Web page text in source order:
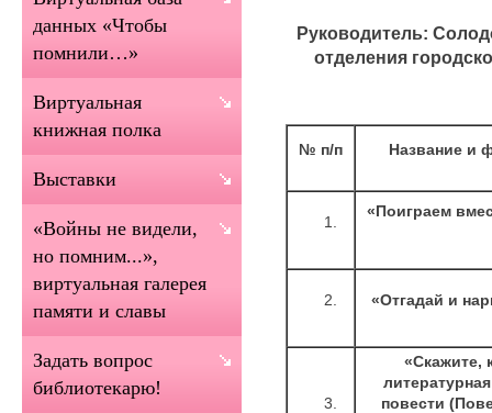
Руководитель:
отделения
№ п/п Название и
«Поиграем
«Отгадай и
«Скажите,
повести
данных «Чтобы
помнили…»
Виртуальная
книжная полка
Выставки
«Войны не видели,
но помним...»,
виртуальная галерея
памяти и славы
Задать вопрос
библиотекарю!